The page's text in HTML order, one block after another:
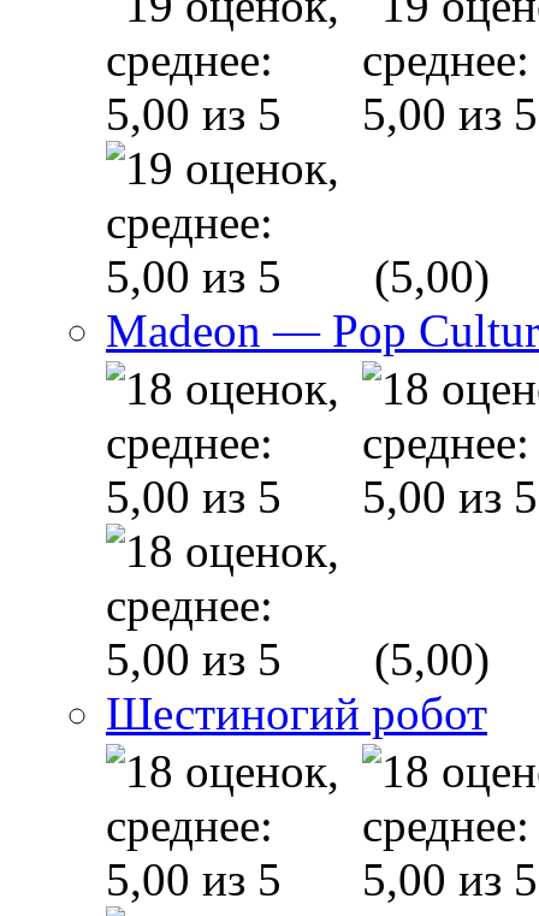
(5,00)
Madeon — Pop
(5,00)
Шестиногий робот